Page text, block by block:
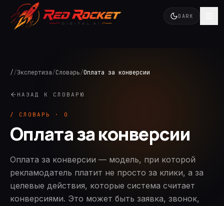
DARK
//Экспертиза/Словарь/Оплата за конверсии
НАЗАД К СЛОВАРЮ
/ СЛОВАРЬ · О
Оплата за конверсии
Оплата за конверсии — модель, при которой
рекламодатель платит не просто за клики, а за
целевые действия, которые система считает
конверсиями. Это может быть заявка, звонок,